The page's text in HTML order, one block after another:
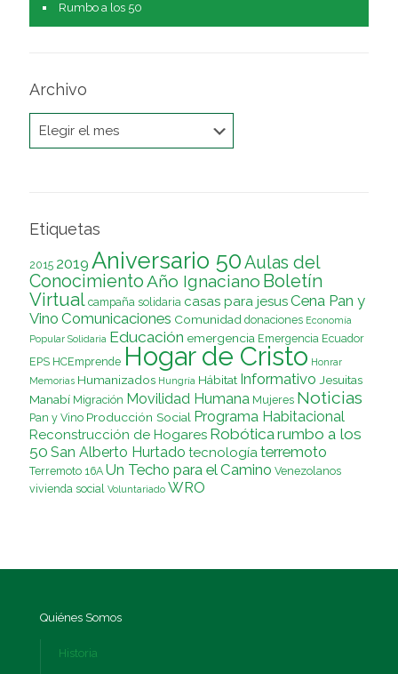
Rumbo a los 50
Archivo
Etiquetas
2015 2019 Aniversario 50Aulas del
ConocimientoAño Ignaciano Boletín
Virtual campaña solidaria casas para jesusCena Pan y
Vino Comunicaciones Comunidad donaciones Economía
Popular Solidaria Educación emergencia Emergencia Ecuador
EPS HCEmprende Hogar de Cristo Honrar
Memorias Humanizados Hungría Hábitat Informativo Jesuitas
Manabí Migración Movilidad Humana Mujeres Noticias
Pan y Vino Producción Social Programa Habitacional
Reconstrucción de Hogares Robóticarumbo a los
50 San Alberto Hurtado tecnologíaterremoto
Terremoto 16A Un Techo para el Camino Venezolanos
vivienda social Voluntariado WRO
Quiénes Somos
Historia